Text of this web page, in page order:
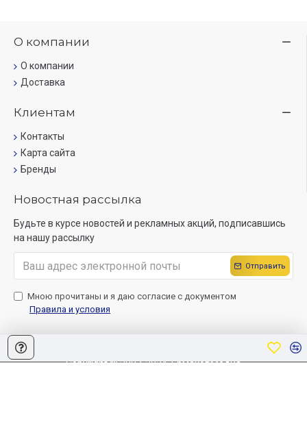
О компании
О компании
Доставка
Клиентам
Контакты
Карта сайта
Бренды
Новостная рассылка
Будьте в курсе новостей и рекламных акций, подписавшись
на нашу рассылку
Отправить
Мною прочитаны и я даю согласие с документом
Правила и условия
Copyright © 2007-2024, ЕрмаковМедиа